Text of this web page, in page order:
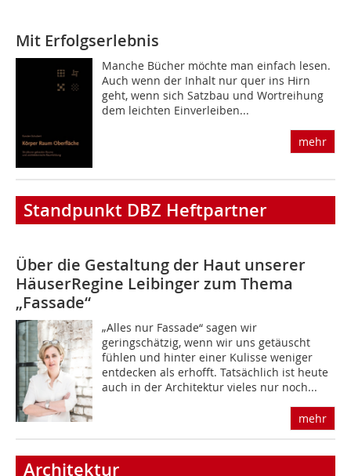
Mit Erfolgserlebnis
Manche Bücher möchte man einfach lesen.
Auch wenn der Inhalt nur quer ins Hirn
geht, wenn sich Satzbau und Wortreihung
dem leichten Einverleiben...
mehr
Standpunkt DBZ Heftpartner
Über die Gestaltung der Haut unserer
HäuserRegine Leibinger zum Thema
„Fassade“
„Alles nur Fassade“ sagen wir
geringschätzig, wenn wir uns getäuscht
fühlen und hinter einer Kulisse weniger
entdecken als erhofft. Tatsächlich ist heute
auch in der Architektur vieles nur noch...
mehr
Architektur